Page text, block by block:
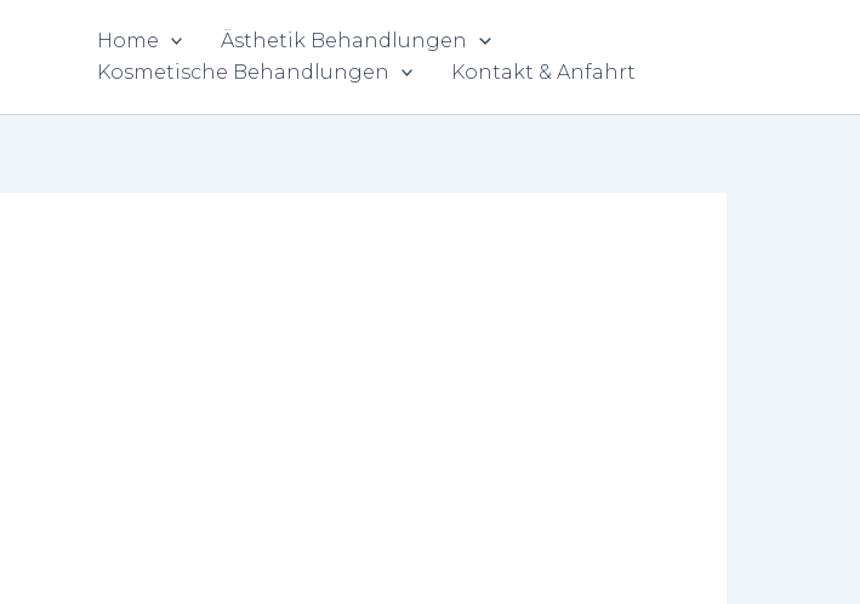
Home
Ästhetik Behandlungen
Kosmetische Behandlungen
Kontakt & Anfahrt